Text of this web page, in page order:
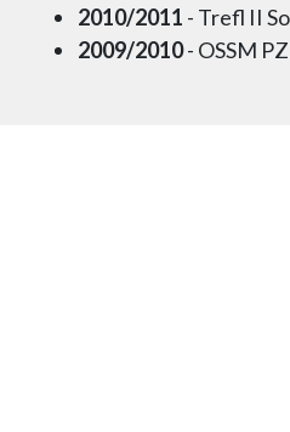
2010/2011 - Trefl II
2009/2010- OSSM